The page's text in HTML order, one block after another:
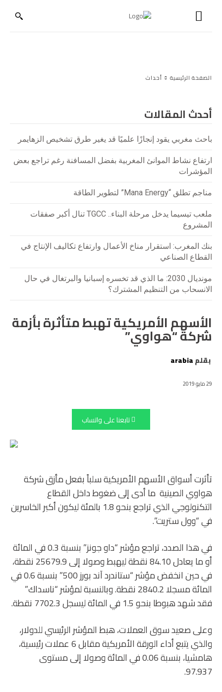
الصفحة الرئيسية أحداث
أحدث المقالات
باحث مغربي يقود إنجازًا علميًا قد يغير طرق تشخيص الزهايمر
ارتفاع نشاط الموانئ المغربية بفضل المسافنة رغم تراجع بعض
المؤشرات
مناجم تطلق “Mana Energy” لتطوير الطاقة
ملعب تيسيما يدخل مرحلة البناء.. TGCC تنال أكبر صفقات
المشروع
بنك المغرب: استقرار مناخ الأعمال وارتفاع تكاليف الإنتاج في
القطاع الصناعي
مونديال 2030: ما الذي قد تخسره إسبانيا والبرتغال في حال
الانسحاب من التنظيم المشترك؟
الأسهم الأمريكية تهبط متأثرة بأزمة
شركة “هواوي”
بقلمarabia
29 مايو 2019
تابعنا على واتساب
تأثرت أسواق الأسهم الأمريكية سلباً بفعل مأزق شركة
هواوي الصينية ما أدى إلى ضغوط داخل القطاع
التكنولوجي الذي تراجع بنحو 1.8 بالمئة ليكون أكبر الخاسرين
في “وول ستريت”.
في هذا الصدد، تراجع مؤشر “داو جونز” بنسبة 0.3 في المائة
أو ما يعادل 84.10 نقطة ليهبط وصولا إلى 25679.9 نقطة،
في حين انخفض مؤشر “ستاندرد آند بورز 500” بنسبة 0.6 في
المائة مسجلا 2840.2 نقطة. وبالنسبة لمؤشر “ناسداك”
فقد شهد هبوطا بنحو 1.5 في المائة ليسجل 7702.3 نقطة.
وعلى صعيد سوق العملات، هبط المؤشر الرئيسي للدولار،
والذي يتبع أداء الورقة الأمريكية مقابل 6 عملات رئيسية،
هامشيا، بنسبة 0.06 في المائة وصولا إلى مستوى
97.937.